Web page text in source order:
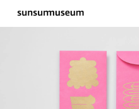
您的購物車目前還
繼續購物